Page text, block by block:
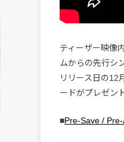
ティーザー映像
ムからの先行シ
リリース日の12
ードがプレゼン
■Pre-Save /